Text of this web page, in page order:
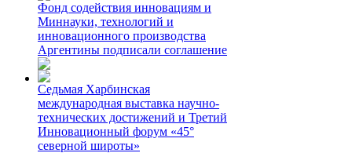
Фонд содействия инновациям и
Миннауки, технологий и
инновационного производства
Аргентины подписали соглашение
Седьмая Харбинская
международная выставка научно-
технических достижений и Третий
Инновационный форум «45°
северной широты»